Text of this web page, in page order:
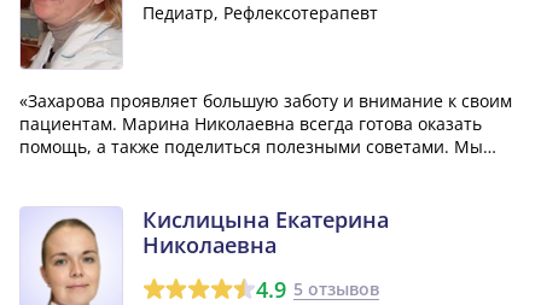
Педиатр, Рефлексотерапевт
«Захарова проявляет большую заботу и внимание к своим
пациентам. Марина Николаевна всегда готова оказать
помощь, а также поделиться полезными советами. Мы
Кислицына Екатерина
Николаевна
4.9 5 отзывов